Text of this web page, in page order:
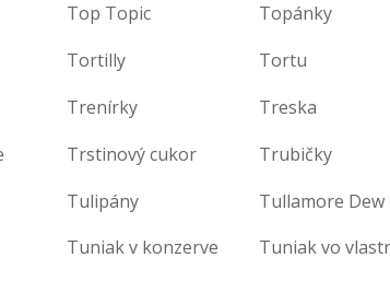
Top Topic
Topánky
Tortilly
Tortu
Trenírky
Treska
Trstinový cukor
Trubičky
Tulipány
Tullamore Dew
Tuniak v konzerve